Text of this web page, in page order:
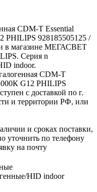
CDM-T Essential
PHILIPS 928185505125 /
в магазине МЕГАСВЕТ
Серия n
indoor.
CDM-T
G12 PHILIPS
с доставкой по г.
и территории РФ, или
и сроках поставки,
уточнить по телефону
на почту
HID indoor